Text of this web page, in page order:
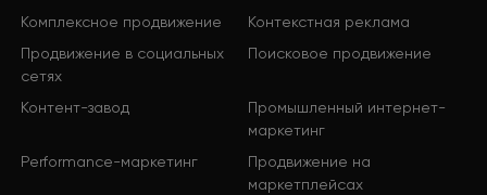
Комплексное продвижение
Контекстная реклама
Продвижение в социальных
сетях
Поисковое продвижение
Контент-завод
Промышленный интернет-
маркетинг
Performance-маркетинг
Продвижение на
маркетплейсах